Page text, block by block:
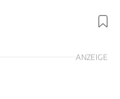
Foto: BYD
ANZEIGE